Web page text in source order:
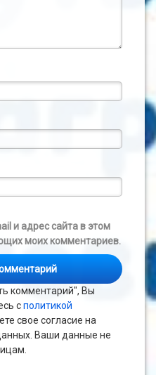
и адрес сайта в этом
моих комментариев.
комментарий", Вы
сполитикой
свое согласие на
Ваши данные не